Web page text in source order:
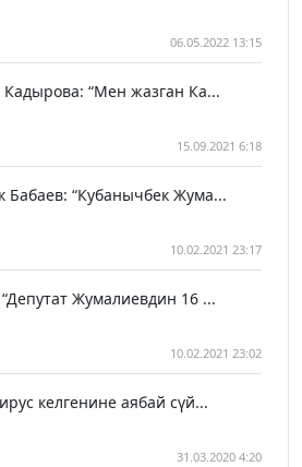
06.05.2022 13:15
“Мен жазган Ка...
15.09.2021 6:18
“Кубанычбек Жума...
10.02.2021 23:17
Жумалиевдин 16 ...
10.02.2021 23:02
келгенине аябай сүй...
31.03.2020 4:20